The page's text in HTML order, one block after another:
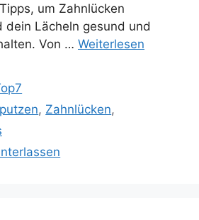
um Zahnlücken
dein Lächeln gesund und
Von … Weiterlesen
, Zahnlücken,